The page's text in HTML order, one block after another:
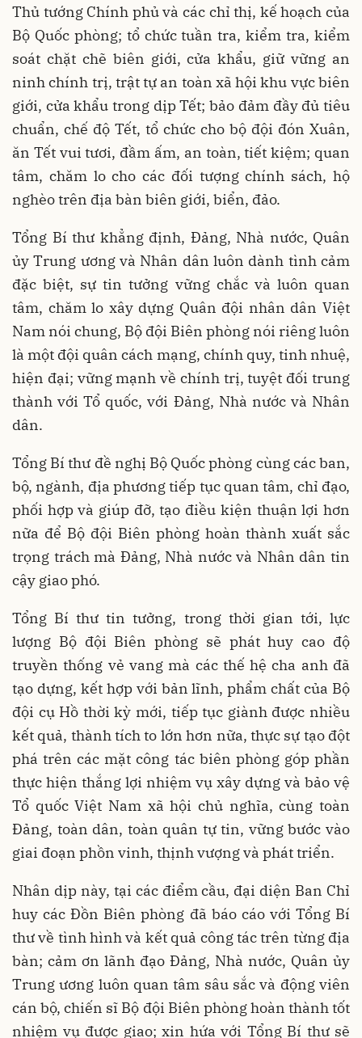
Thủ tướng Chính phủ và các chỉ thị, kế hoạch của
Bộ Quốc phòng; tổ chức tuần tra, kiểm tra, kiểm
soát chặt chẽ biên giới, cửa khẩu, giữ vững an
ninh chính trị, trật tự an toàn xã hội khu vực biên
giới, cửa khẩu trong dịp Tết; bảo đảm đầy đủ tiêu
chuẩn, chế độ Tết, tổ chức cho bộ đội đón Xuân,
ăn Tết vui tươi, đầm ấm, an toàn, tiết kiệm; quan
tâm, chăm lo cho các đối tượng chính sách, hộ
nghèo trên địa bàn biên giới, biển, đảo.
Tổng Bí thư khẳng định, Đảng, Nhà nước, Quân
ủy Trung ương và Nhân dân luôn dành tình cảm
đặc biệt, sự tin tưởng vững chắc và luôn quan
tâm, chăm lo xây dựng Quân đội nhân dân Việt
Nam nói chung, Bộ đội Biên phòng nói riêng luôn
là một đội quân cách mạng, chính quy, tinh nhuệ,
hiện đại; vững mạnh về chính trị, tuyệt đối trung
thành với Tổ quốc, với Đảng, Nhà nước và Nhân
dân.
Tổng Bí thư đề nghị Bộ Quốc phòng cùng các ban,
bộ, ngành, địa phương tiếp tục quan tâm, chỉ đạo,
phối hợp và giúp đỡ, tạo điều kiện thuận lợi hơn
nữa để Bộ đội Biên phòng hoàn thành xuất sắc
trọng trách mà Đảng, Nhà nước và Nhân dân tin
cậy giao phó.
Tổng Bí thư tin tưởng, trong thời gian tới, lực
lượng Bộ đội Biên phòng sẽ phát huy cao độ
truyền thống vẻ vang mà các thế hệ cha anh đã
tạo dựng, kết hợp với bản lĩnh, phẩm chất của Bộ
đội cụ Hồ thời kỳ mới, tiếp tục giành được nhiều
kết quả, thành tích to lớn hơn nữa, thực sự tạo đột
phá trên các mặt công tác biên phòng góp phần
thực hiện thắng lợi nhiệm vụ xây dựng và bảo vệ
Tổ quốc Việt Nam xã hội chủ nghĩa, cùng toàn
Đảng, toàn dân, toàn quân tự tin, vững bước vào
giai đoạn phồn vinh, thịnh vượng và phát triển.
Nhân dịp này, tại các điểm cầu, đại diện Ban Chỉ
huy các Đồn Biên phòng đã báo cáo với Tổng Bí
thư về tình hình và kết quả công tác trên từng địa
bàn; cảm ơn lãnh đạo Đảng, Nhà nước, Quân ủy
Trung ương luôn quan tâm sâu sắc và động viên
cán bộ, chiến sĩ Bộ đội Biên phòng hoàn thành tốt
nhiệm vụ được giao; xin hứa với Tổng Bí thư sẽ